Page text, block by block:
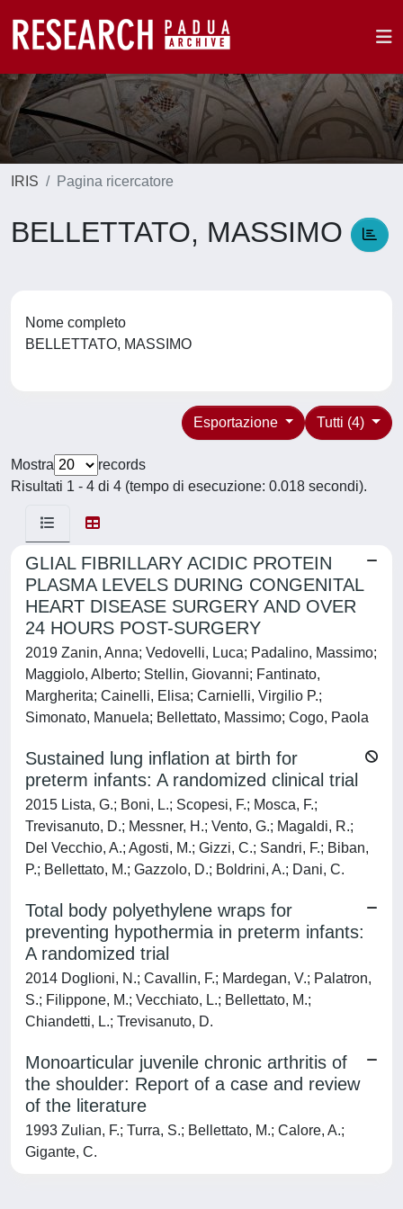
IRIS Pagina ricercatore
BELLETTATO, MASSIMO
Nome completo
BELLETTATO, MASSIMO
Tutti (4)
Esportazione
Mostra
records
Risultati 1 - 4 di 4 (tempo di esecuzione: 0.018 secondi).
GLIAL FIBRILLARY ACIDIC PROTEIN
PLASMA LEVELS DURING CONGENITAL
HEART DISEASE SURGERY AND OVER
24 HOURS POST-SURGERY
2019 Zanin, Anna; Vedovelli, Luca; Padalino, Massimo;
Maggiolo, Alberto; Stellin, Giovanni; Fantinato,
Margherita; Cainelli, Elisa; Carnielli, Virgilio P.;
Simonato, Manuela; Bellettato, Massimo; Cogo, Paola
Sustained lung inflation at birth for
preterm infants: A randomized clinical trial
2015 Lista, G.; Boni, L.; Scopesi, F.; Mosca, F.;
Trevisanuto, D.; Messner, H.; Vento, G.; Magaldi, R.;
Del Vecchio, A.; Agosti, M.; Gizzi, C.; Sandri, F.; Biban,
P.; Bellettato, M.; Gazzolo, D.; Boldrini, A.; Dani, C.
Total body polyethylene wraps for
preventing hypothermia in preterm infants:
A randomized trial
2014 Doglioni, N.; Cavallin, F.; Mardegan, V.; Palatron,
S.; Filippone, M.; Vecchiato, L.; Bellettato, M.;
Chiandetti, L.; Trevisanuto, D.
Monoarticular juvenile chronic arthritis of
the shoulder: Report of a case and review
of the literature
1993 Zulian, F.; Turra, S.; Bellettato, M.; Calore, A.;
Gigante, C.